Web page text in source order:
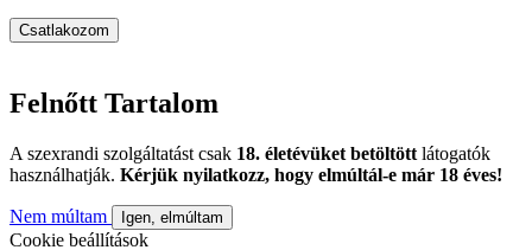
Csatlakozom
Felnőtt Tartalom
A szexrandi szolgáltatást csak 18. életévüket betöltött látogatók
használhatják. Kérjük nyilatkozz, hogy elmúltál-e már 18 éves!
Nem múltam Igen, elmúltam
Cookie beállítások